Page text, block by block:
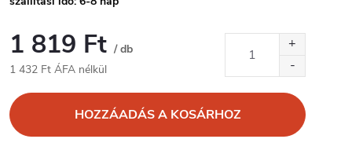
1 819 Ft / db
1 432 Ft ÁFA nélkül
HOZZÁADÁS A KOSÁRHOZ